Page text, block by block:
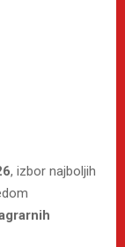
, izbor najboljih